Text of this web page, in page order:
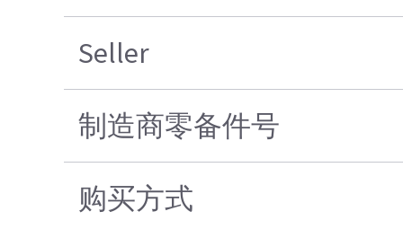
Seller
制造商零备件号
购买方式